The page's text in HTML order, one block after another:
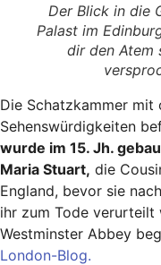
Der Blick in die
Palast im
dir den Atem
Die Schatzkammer mit
Sehenswürdigkeiten
wurde im 15. Jh.
Maria Stuart, die
England, bevor sie
ihr zum Tode verurteilt
Westminster Abbey
London-Blog.